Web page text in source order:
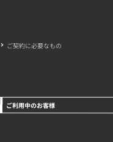
ご契約に必要なもの
ご利用中のお客様